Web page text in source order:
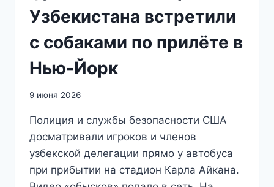
Узбекистана встретили
с собаками по прилёте в
Нью-Йорк
9 июня 2026
Полиция и службы безопасности США
досматривали игроков и членов
узбекской делегации прямо у автобуса
при прибытии на стадион Карла Айкана.